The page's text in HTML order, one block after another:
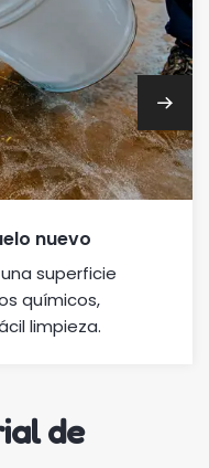
nuevo
superficie
químicos,
limpieza.
de